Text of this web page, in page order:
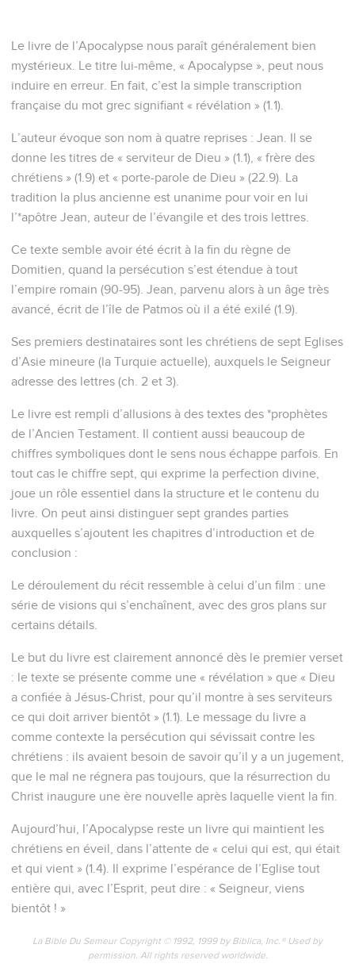
Le livre de l’Apocalypse nous paraît généralement bien
mystérieux. Le titre lui-même, « Apocalypse », peut nous
induire en erreur. En fait, c’est la simple transcription
française du mot grec signifiant « révélation » (1.1).
L’auteur évoque son nom à quatre reprises : Jean. Il se
donne les titres de « serviteur de Dieu » (1.1), « frère des
chrétiens » (1.9) et « porte-parole de Dieu » (22.9). La
tradition la plus ancienne est unanime pour voir en lui
l’*apôtre Jean, auteur de l’évangile et des trois lettres.
Ce texte semble avoir été écrit à la fin du règne de
Domitien, quand la persécution s’est étendue à tout
l’empire romain (90-95). Jean, parvenu alors à un âge très
avancé, écrit de l’île de Patmos où il a été exilé (1.9).
Ses premiers destinataires sont les chrétiens de sept Eglises
d’Asie mineure (la Turquie actuelle), auxquels le Seigneur
adresse des lettres (ch. 2 et 3).
Le livre est rempli d’allusions à des textes des *prophètes
de l’Ancien Testament. Il contient aussi beaucoup de
chiffres symboliques dont le sens nous échappe parfois. En
tout cas le chiffre sept, qui exprime la perfection divine,
joue un rôle essentiel dans la structure et le contenu du
livre. On peut ainsi distinguer sept grandes parties
auxquelles s’ajoutent les chapitres d’introduction et de
conclusion :
Le déroulement du récit ressemble à celui d’un film : une
série de visions qui s’enchaînent, avec des gros plans sur
certains détails.
Le but du livre est clairement annoncé dès le premier verset
: le texte se présente comme une « révélation » que « Dieu
a confiée à Jésus-Christ, pour qu’il montre à ses serviteurs
ce qui doit arriver bientôt » (1.1). Le message du livre a
comme contexte la persécution qui sévissait contre les
chrétiens : ils avaient besoin de savoir qu’il y a un jugement,
que le mal ne régnera pas toujours, que la résurrection du
Christ inaugure une ère nouvelle après laquelle vient la fin.
Aujourd’hui, l’Apocalypse reste un livre qui maintient les
chrétiens en éveil, dans l’attente de « celui qui est, qui était
et qui vient » (1.4). Il exprime l’espérance de l’Eglise tout
entière qui, avec l’Esprit, peut dire : « Seigneur, viens
bientôt ! »
La Bible Du Semeur Copyright © 1992, 1999 by Biblica, Inc.® Used by
permission. All rights reserved worldwide.